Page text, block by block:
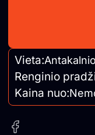
Vieta:
Renginio
Kaina nuo: